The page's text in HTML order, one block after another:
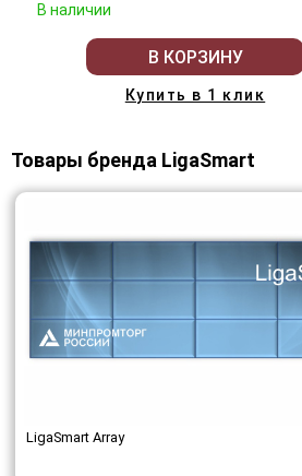
В наличии
В КОРЗИНУ
Купить в 1 клик
Товары бренда LigaSmart
LigaSmart Array